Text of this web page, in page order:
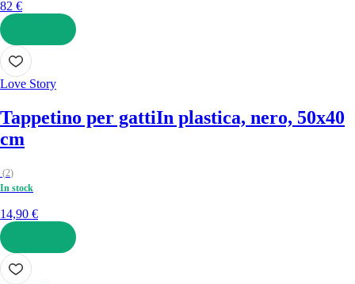
82 €
AGGIUNGI
Love Story
Tappetino per gattiIn plastica, nero, 50x40
cm
(2)
In stock
14,90 €
AGGIUNGI